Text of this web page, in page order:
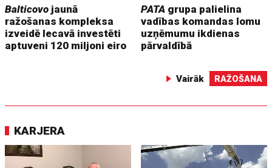
Balticovo jaunā
ražošanas kompleksa
izveidē Iecavā investēti
aptuveni 120 miljoni eiro
PATA grupa palielina
vadības komandas lomu
uzņēmumu ikdienas
pārvaldībā
Vairāk RAŽOŠANA
KARJERA